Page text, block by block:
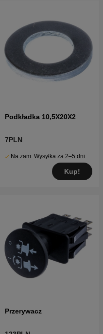
Podkładka 10,5X20X2
7PLN
Na zam. Wysyłka za 2–5 dni
Kup!
Przerywacz